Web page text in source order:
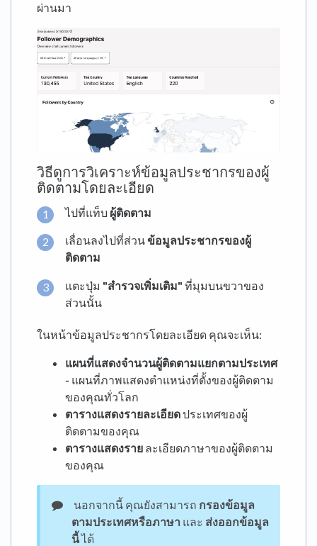
ผ่านมา
วิธีดูการวิเคราะห์ข้อมูลประชากรของผู้
ติดตามโดยละเอียด
ไปที่แท็บ ผู้ติดตาม
เลื่อนลงไปที่ส่วนข้อมูลประชากรของผู้
ติดตาม
แตะปุ่ม "สำรวจเพิ่มเติม" ที่มุมบนขวาของ
ส่วนนั้น
ในหน้าข้อมูลประชากรโดยละเอียด คุณจะเห็น:
แผนที่แสดงจำนวนผู้ติดตามแยกตามประเทศ
- แผนที่ภาพแสดงตำแหน่งที่ตั้งของผู้ติดตาม
ของคุณทั่วโลก
ตารางแสดงรายละเอียดประเทศของผู้
ติดตามของคุณ
ตารางแสดงราย ละเอียดภาษาของผู้ติดตาม
ของคุณ
นอกจากนี้ คุณยังสามารถ กรองข้อมูล
ตามประเทศหรือภาษา และ ส่งออกข้อมูล
นี้ได้